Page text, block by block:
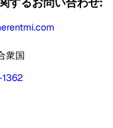
衆国